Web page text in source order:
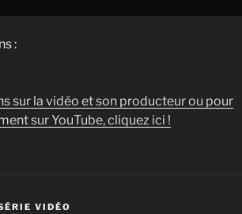
:
sur la vidéo et son producteur ou pour
sur YouTube, cliquez ici !
VIDÉO